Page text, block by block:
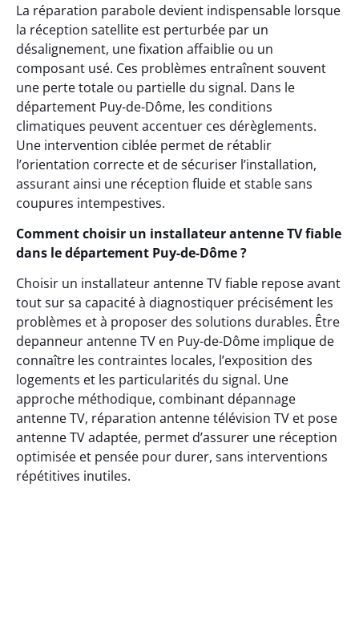
La réparation parabole devient indispensable lorsque
la réception satellite est perturbée par un
désalignement, une fixation affaiblie ou un
composant usé. Ces problèmes entraînent souvent
une perte totale ou partielle du signal. Dans le
département Puy-de-Dôme, les conditions
climatiques peuvent accentuer ces dérèglements.
Une intervention ciblée permet de rétablir
l’orientation correcte et de sécuriser l’installation,
assurant ainsi une réception fluide et stable sans
coupures intempestives.
Comment choisir un installateur antenne TV fiable
dans le département Puy-de-Dôme ?
Choisir un installateur antenne TV fiable repose avant
tout sur sa capacité à diagnostiquer précisément les
problèmes et à proposer des solutions durables. Être
depanneur antenne TV en Puy-de-Dôme implique de
connaître les contraintes locales, l’exposition des
logements et les particularités du signal. Une
approche méthodique, combinant dépannage
antenne TV, réparation antenne télévision TV et pose
antenne TV adaptée, permet d’assurer une réception
optimisée et pensée pour durer, sans interventions
répétitives inutiles.